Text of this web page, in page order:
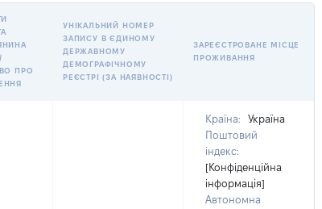
ПРО
УНІКАЛЬНИЙ НОМЕР
ЗАПИСУ В ЄДИНОМУ
ДЕРЖАВНОМУ
ДЕМОГРАФІЧНОМУ
РЕЄСТРІ (ЗА НАЯВНОСТІ)
ЗАРЕЄСТРОВАНЕ МІСЦЕ
ПРОЖИВАННЯ
Країна:
Україна
Поштовий
індекс:
[Конфіденційна
інформація]
Автономна